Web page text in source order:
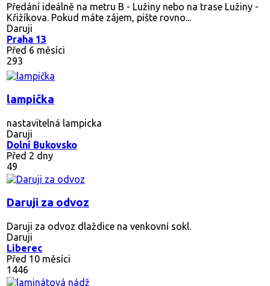
Předání ideálně na metru B - Lužiny nebo na trase Lužiny -
Křižíkova. Pokud máte zájem, pište rovno...
Daruji
Praha 13
Před 6 měsíci
293
lampička
nastavitelná lampicka
Daruji
Dolní Bukovsko
Před 2 dny
49
Daruji za odvoz
Daruji za odvoz dlaždice na venkovní sokl.
Daruji
Liberec
Před 10 měsíci
1446